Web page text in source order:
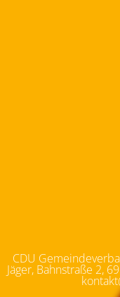
CDU
Jäger, Bahnstraße 2,